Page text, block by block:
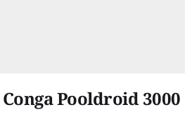
Pooldroid 3000